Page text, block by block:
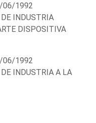
06/1992
INDUSTRIA
DISPOSITIVA
06/1992
INDUSTRIA A LA